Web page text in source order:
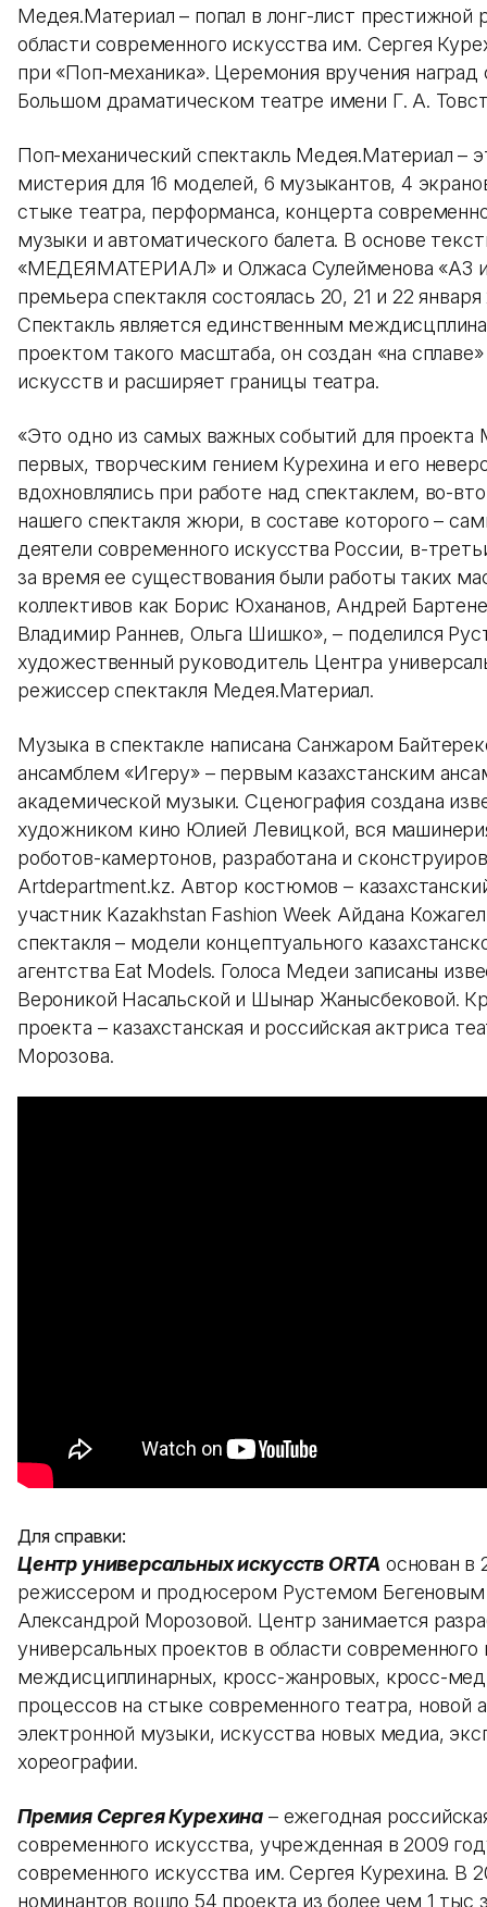
Медея.Материал – попал в лонг-лист престижной
области современного искусства им. Сергея
при «Поп-механика». Церемония вручения наград
Большом драматическом театре имени Г. А.
Поп-механический спектакль Медея.Материал –
мистерия для 16 моделей, 6 музыкантов, 4
стыке театра, перформанса, концерта
музыки и автоматического балета. В основе
«МЕДЕЯМАТЕРИАЛ» и Олжаса Сулейменова «АЗ и
премьера спектакля состоялась 20, 21 и 22
Спектакль является единственным
проектом такого масштаба, он создан «на
искусств и расширяет границы театра.
«Это одно из самых важных событий для
первых, творческим гением Курехина и его
вдохновлялись при работе над спектаклем, во-
нашего спектакля жюри, в составе которого –
деятели современного искусства России, в-
за время ее существования были работы таких
коллективов как Борис Юхананов, Андрей
Владимир Раннев, Ольга Шишко», – поделился
художественный руководитель Центра
режиссер спектакля Медея.Материал.
Музыка в спектакле написана Санжаром
ансамблем «Игеру» – первым казахстанским
академической музыки. Сценография создана
художником кино Юлией Левицкой, вся
роботов-камертонов, разработана и
Artdepartment.kz. Автор костюмов –
участник Kazakhstan Fashion Week Айдана
спектакля – модели концептуального
агентства Eat Models. Голоса Медеи записаны
Вероникой Насальской и Шынар Жанысбековой.
проекта – казахстанская и российская актриса
Морозова.
Для справки:
Центр универсальных искусств ORTA основан в
режиссером и продюсером Рустемом Бегеновым
Александрой Морозовой. Центр занимается
универсальных проектов в области современного
междисциплинарных, кросс-жанровых, кросс-
процессов на стыке современного театра, новой
электронной музыки, искусства новых медиа,
хореографии.
Премия Сергея Курехина – ежегодная
современного искусства, учрежденная в 2009
современного искусства им. Сергея Курехина. В
номинантов вошло 54 проекта из более чем 1 тыс